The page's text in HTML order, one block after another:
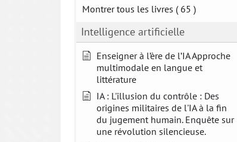
Montrer tous les livres ( 65 )
Intelligence artificielle
Enseigner à l’ère de l’IA Approche
multimodale en langue et
littérature
IA : L'illusion du contrôle : Des
origines militaires de l'IA à la fin
du jugement humain. Enquête sur
une révolution silencieuse.